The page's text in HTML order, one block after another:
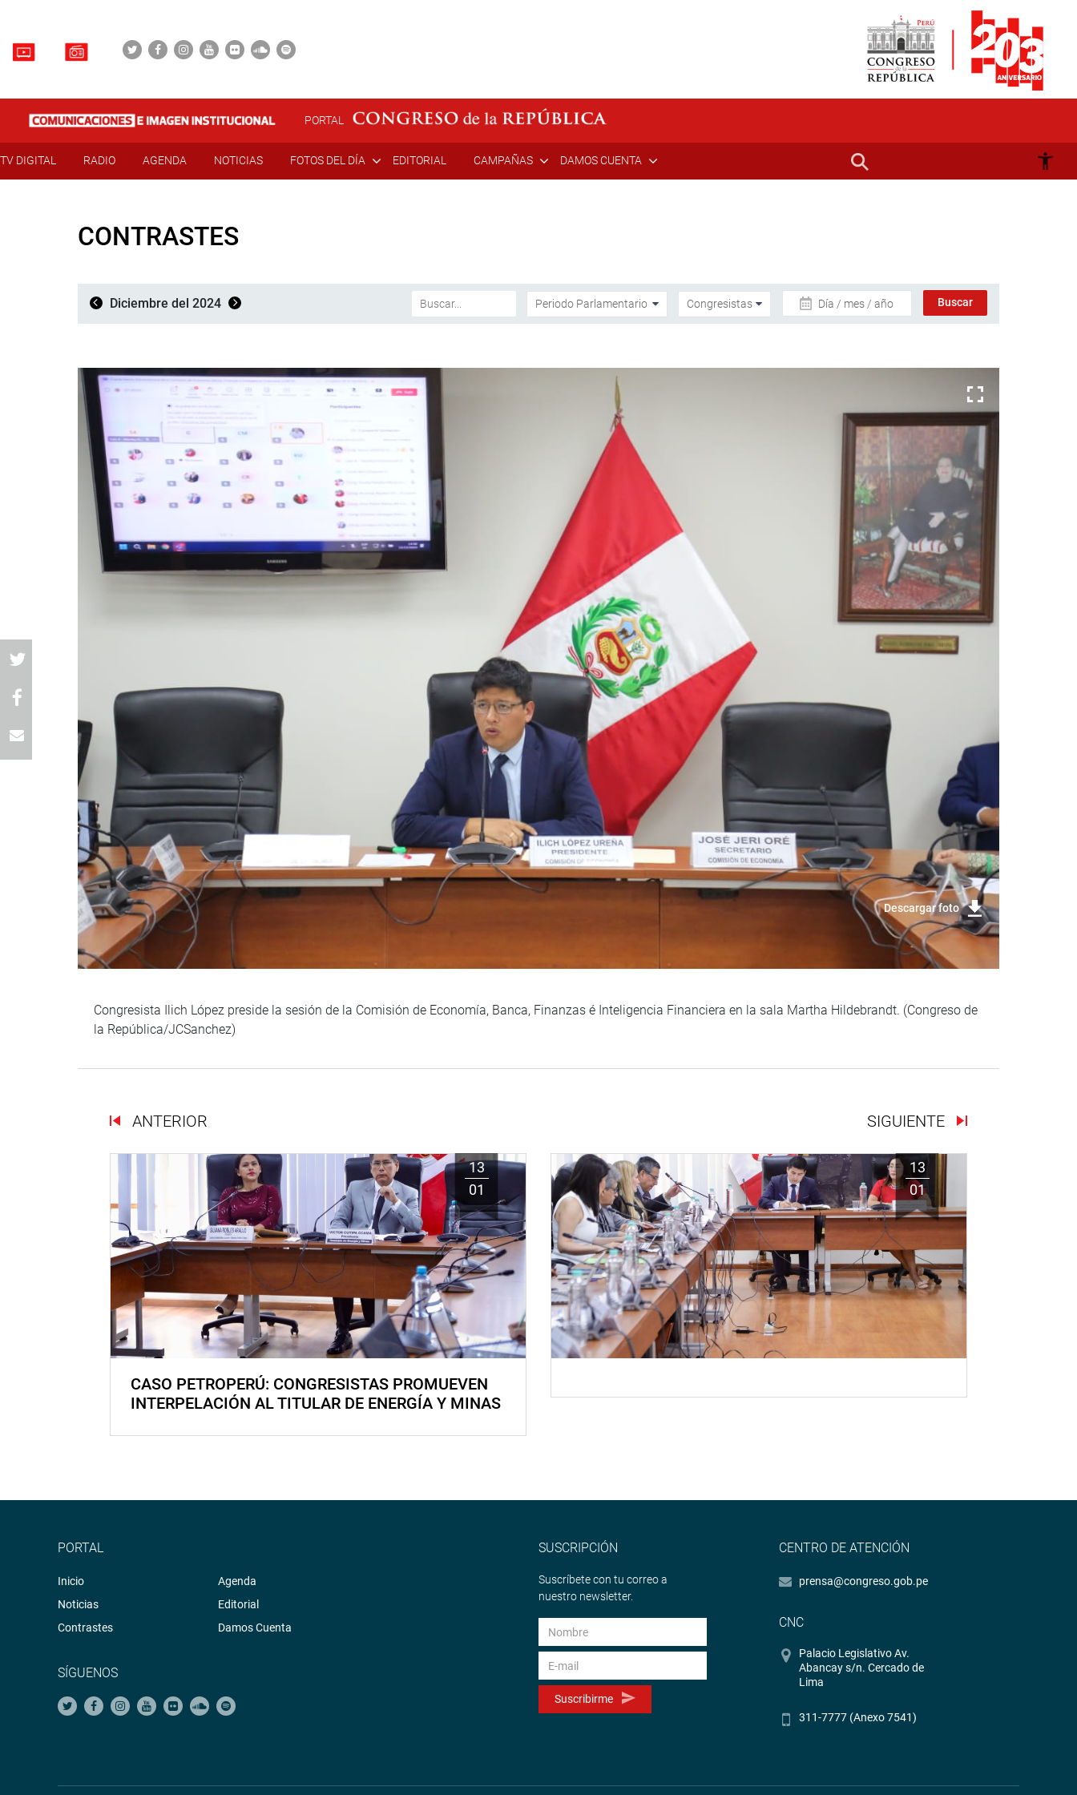
PORTAL
TV DIGITAL RADIO AGENDA NOTICIAS FOTOS DEL DÍA EDITORIAL CAMPAÑAS DAMOS CUENTA
CONTRASTES
Diciembre del 2024 Día / mes / año
Descargar foto
Congresista Ilich López preside la sesión de la Comisión de Economía, Banca, Finanzas é Inteligencia Financiera en la sala Martha Hildebrandt. (Congreso de
la República/JCSanchez)
ANTERIOR SIGUIENTE
13
01
CASO PETROPERÚ: CONGRESISTAS PROMUEVEN
INTERPELACIÓN AL TITULAR DE ENERGÍA Y MINAS
13
01
PORTAL
Inicio
Noticias
Contrastes
Agenda
Editorial
Damos Cuenta
SÍGUENOS
SUSCRIPCIÓN
Suscríbete con tu correo a
nuestro newsletter.
Suscribirme
CENTRO DE ATENCIÓN
prensa@congreso.gob.pe
CNC
Palacio Legislativo Av.
Abancay s/n. Cercado de
Lima
311-7777 (Anexo 7541)